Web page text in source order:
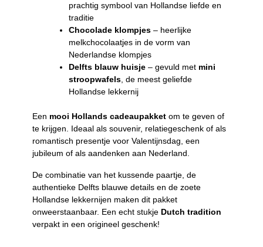
prachtig symbool van Hollandse liefde en
traditie
Chocolade klompjes – heerlijke
melkchocolaatjes in de vorm van
Nederlandse klompjes
Delfts blauw huisje – gevuld met mini
stroopwafels, de meest geliefde
Hollandse lekkernij
Een mooi Hollands cadeaupakket om te geven of
te krijgen. Ideaal als souvenir, relatiegeschenk of als
romantisch presentje voor Valentijnsdag, een
jubileum of als aandenken aan Nederland.
De combinatie van het kussende paartje, de
authentieke Delfts blauwe details en de zoete
Hollandse lekkernijen maken dit pakket
onweerstaanbaar. Een echt stukje Dutch tradition
verpakt in een origineel geschenk!